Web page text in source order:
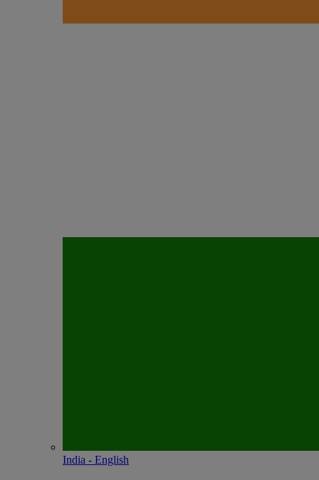
India - English